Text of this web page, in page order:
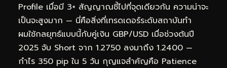
Profile เมื่อมี 3+ สัญญาณชี้ไปที่จุดเดียวกัน ความน่าจะ
เป็นจะสูงมาก — นี่คือสิ่งที่เทรดเดอร์ระดับสถาบันทำ
ผมใช้กลยุทธ์แบบนี้กับคู่เงิน GBP/USD เมื่อช่วงต้นปี
2025 จับ Short จาก 1.2750 ลงมาถึง 1.2400 —
กำไร 350 pip ใน 5 วัน กุญแจสำคัญคือ Patience